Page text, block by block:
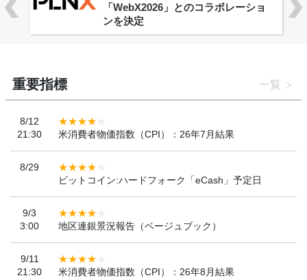
「WebX2026」とのコラボレーショ
ンを決定
重要指標 一覧
8/12
21:30
米消費者物価指数（CPI）：26年7月結果
8/29
ビットコイン:ハードフォーク「eCash」予定日
9/3
3:00
地区連銀景況報告（ベージュブック）
9/11
21:30
米消費者物価指数（CPI）：26年8月結果